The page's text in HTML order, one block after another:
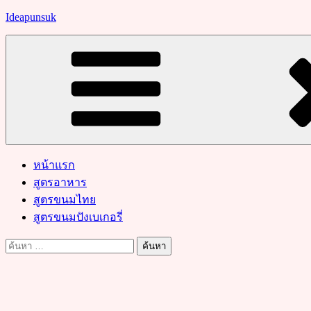
Skip
Ideapunsuk
หน้าแรก
สูตรอาหาร
สูตรขนมไทย
สูตรขนมปังเบเกอรี่
ค้นหา